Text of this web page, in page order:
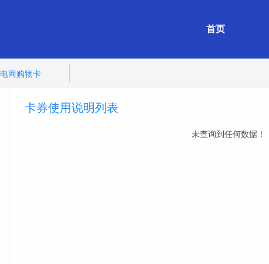
首页
电商购物卡
卡券使用说明列表
未查询到任何数据！